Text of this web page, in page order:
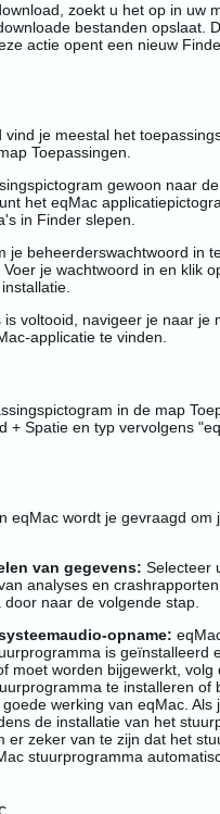
zoekt u het op in uw
bestanden opslaat.
actie opent een nieuw
je meestal het
Toepassingen.
gewoon naar
het eqMac
in Finder slepen.
je beheerderswachtwoord in
je wachtwoord in en klik
voltooid, navigeer je naar je
applicatie te vinden.
in de map
+ Spatie en typ vervolgens
eqMac wordt je gevraagd om
van gegevens: Selecteer
analyses en
naar de volgende stap.
opname:
is geïnstalleerd
moet worden bijgewerkt, volg
te installeren of
werking van eqMac. Als
de installatie van het
er zeker van te zijn dat het
stuurprogramma